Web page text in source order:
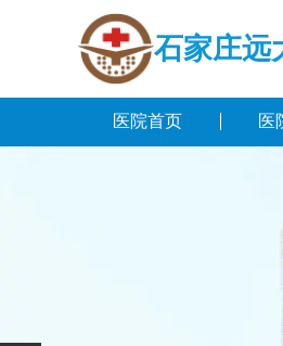
石家庄远
医院首页 医